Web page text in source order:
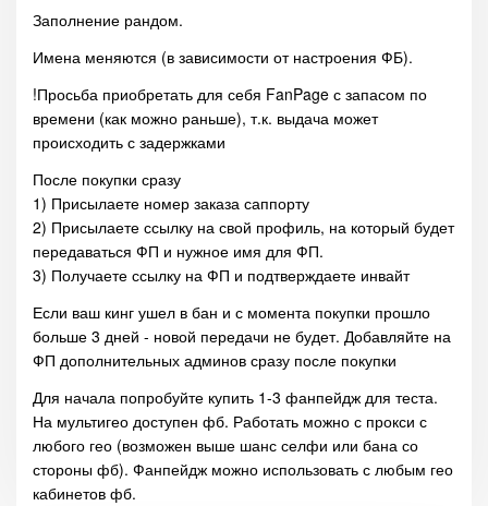
Заполнение рандом.
Имена меняются (в зависимости от настроения ФБ).
!Просьба приобретать для себя FanPage с запасом по
времени (как можно раньше), т.к. выдача может
происходить с задержками
После покупки сразу
1) Присылаете номер заказа саппорту
2) Присылаете ссылку на свой профиль, на который будет
передаваться ФП и нужное имя для ФП.
3) Получаете ссылку на ФП и подтверждаете инвайт
Если ваш кинг ушел в бан и с момента покупки прошло
больше 3 дней - новой передачи не будет. Добавляйте на
ФП дополнительных админов сразу после покупки
Для начала попробуйте купить 1-3 фанпейдж для теста.
На мультигео доступен фб. Работать можно с прокси с
любого гео (возможен выше шанс селфи или бана со
стороны фб). Фанпейдж можно использовать с любым гео
кабинетов фб.